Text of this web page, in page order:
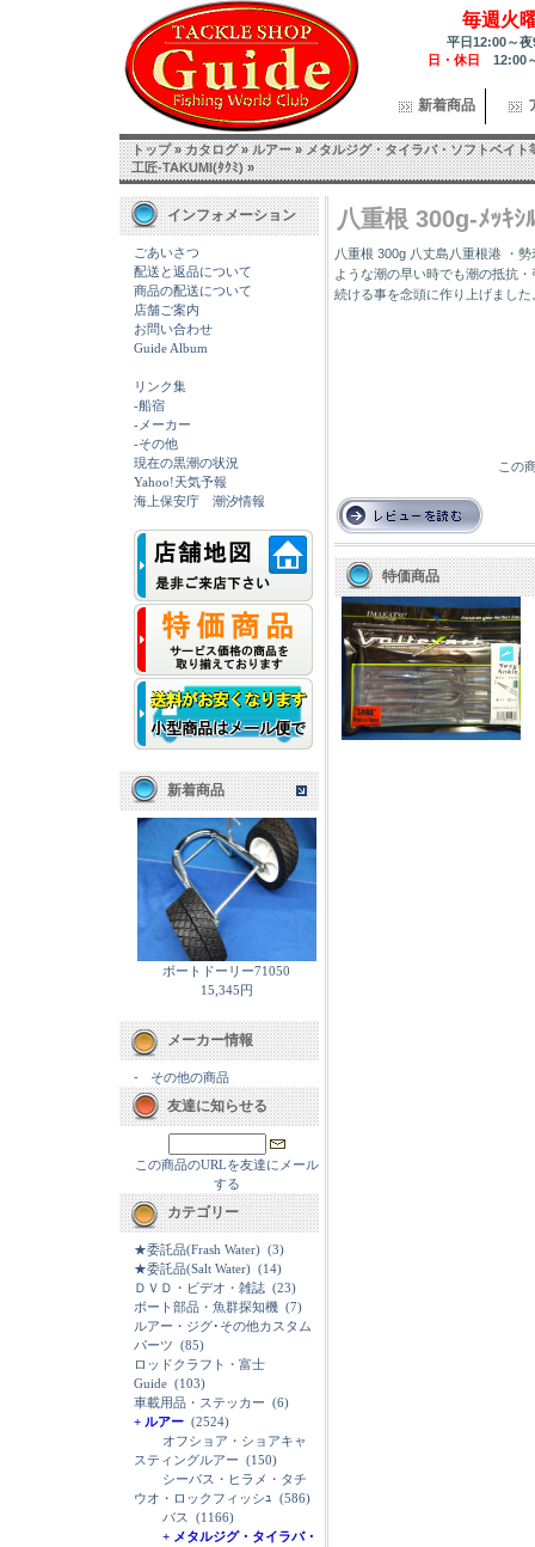
毎週火
平日12:00～
日・休日 12:00
新着商品
トップ»カタログ»ルアー»メタルジグ・タイラバ・ソフトベイト
工匠-TAKUMI(ﾀｸﾐ)»
インフォメーション
ごあいさつ
配送と返品について
商品の配送について
店舗ご案内
お問い合わせ
Guide Album
リンク集
-船宿
-メーカー
-その他
現在の黒潮の状況
Yahoo!天気予報
海上保安庁 潮汐情報
新着商品
ボートドーリー71050
15,345円
メーカー情報
- その他の商品
友達に知らせる
この商品のURLを友達にメール
する
カテゴリー
★委託品(Frash Water) (3)
★委託品(Salt Water) (14)
ＤＶＤ・ビデオ・雑誌 (23)
ボート部品・魚群探知機 (7)
ルアー・ジグ･その他カスタム
パーツ (85)
ロッドクラフト・富士
Guide (103)
車載用品・ステッカー (6)
+ ルアー (2524)
オフショア・ショアキャ
スティングルアー (150)
シーバス・ヒラメ・タチ
ウオ・ロックフィッシｭ (586)
バス
(1166)
+ メタルジグ・タイラバ・
八重根 300g-ﾒｯｷｼ
八重根 300g 八丈島八重根港 ・
ような潮の早い時でも潮の抵抗
続ける事を念頭に作り上げました
この
特価商品